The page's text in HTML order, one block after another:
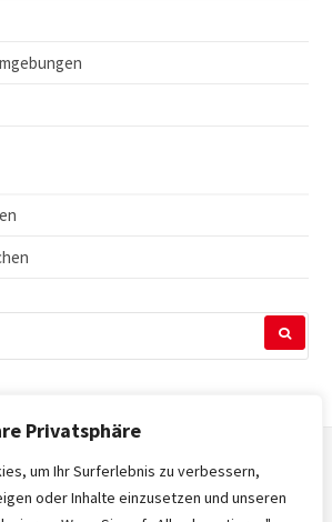
Privatsphäre
um Ihr Surferlebnis zu verbessern,
oder Inhalte einzusetzen und unseren